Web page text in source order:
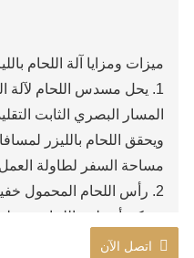
ميزات ومزايا آلة اللحام
1. يحل مسدس اللحام لآلة
المسار البصري الثابت
ويحقق اللحام بالليزر
مساحة السفر لطاولة
2. رأس اللحام المحمول
ويمكن أن يلبي اللحام
قطعة العمل بالأجزاء
اتصل الآن